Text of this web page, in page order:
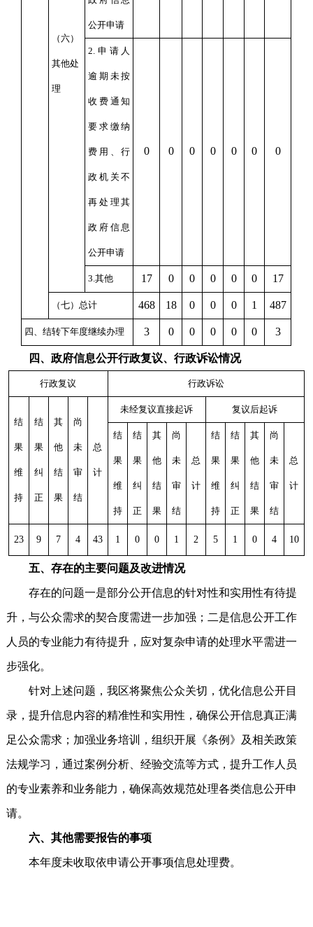
（六）
其他处
理
公开申请
2.申请人
逾期未按
收费通知
要求缴纳
费用、行
政机关不
再处理其
政府信息
公开申请
0 0 0 0 0 0 0
3.其他 17 0 0 0 0 0 17
（七）总计 468 18 0 0 0 1 487
四、结转下年度继续办理 3 0 0 0 0 0 3
四、政府信息公开行政复议、行政诉讼情况
行政复议 行政诉讼
结
果
维
持
结
果
纠
正
其
他
结
果
尚
未
审
结
总
计
未经复议直接起诉 复议后起诉
结
果
维
持
结
果
纠
正
其
他
结
果
尚
未
审
结
总
计
结
果
维
持
结
果
纠
正
其
他
结
果
尚
未
审
结
总
计
23 9 7 4 43 1 0 0 1 2 5 1 0 4 10
五、存在的主要问题及改进情况
存在的问题一是部分公开信息的针对性和实用性有待提
升，与公众需求的契合度需进一步加强；二是信息公开工作
人员的专业能力有待提升，应对复杂申请的处理水平需进一
步强化。
针对上述问题，我区将聚焦公众关切，优化信息公开目
录，提升信息内容的精准性和实用性，确保公开信息真正满
足公众需求；加强业务培训，组织开展《条例》及相关政策
法规学习，通过案例分析、经验交流等方式，提升工作人员
的专业素养和业务能力，确保高效规范处理各类信息公开申
请。
六、其他需要报告的事项
本年度未收取依申请公开事项信息处理费。